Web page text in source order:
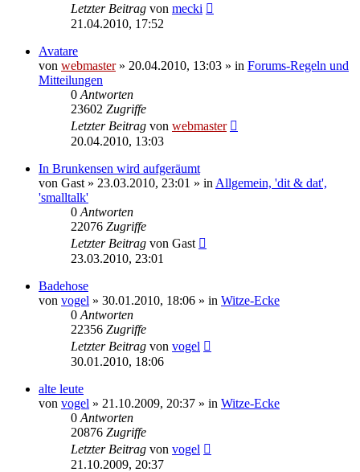
Letzter Beitrag von mecki
21.04.2010, 17:52
Avatare
von webmaster» 20.04.2010, 13:03 » in Forums-Regeln und
Mitteilungen
0 Antworten
23602 Zugriffe
Letzter Beitrag von webmaster
20.04.2010, 13:03
In Brunkensen wird aufgeräumt
von Gast » 23.03.2010, 23:01 » in Allgemein, 'dit & dat',
'smalltalk'
0 Antworten
22076 Zugriffe
Letzter Beitrag von Gast
23.03.2010, 23:01
Badehose
von vogel » 30.01.2010, 18:06 » in Witze-Ecke
0 Antworten
22356 Zugriffe
Letzter Beitrag von vogel
30.01.2010, 18:06
alte leute
von vogel » 21.10.2009, 20:37 » in Witze-Ecke
0 Antworten
20876 Zugriffe
Letzter Beitrag von vogel
21.10.2009, 20:37